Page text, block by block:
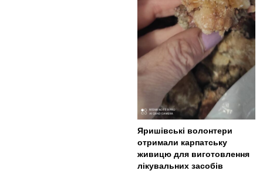
Яришівські волонтери
отримали карпатську
живицю для виготовлення
лікувальних засобів